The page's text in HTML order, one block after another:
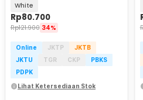
White
Rp80.700
Rp121.900 34%
Online JKTP
JKTB
JKTU
TGR CKP
PBKS
PDPK
Lihat Ketersediaan Stok